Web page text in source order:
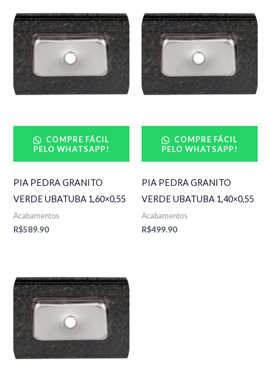
COMPRE FÁCIL
PELO WHATSAPP!
PIA PEDRA GRANITO
VERDE UBATUBA 1,60×0,55
Acabamentos
R$589.90
COMPRE FÁCIL
PELO WHATSAPP!
PIA PEDRA GRANITO
VERDE UBATUBA 1,40×0,55
Acabamentos
R$499.90